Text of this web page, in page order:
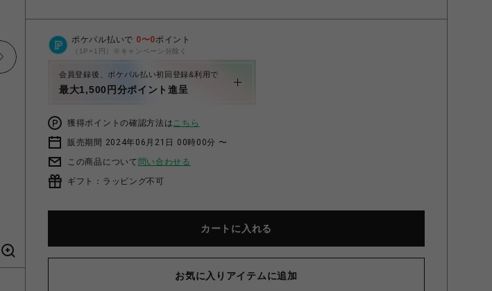
ポケパル払いで 0〜0ポイント
（1P=1円）※キャンペーン分除く
会員登録後、ポケパル払い初回登録&利用で
最大1,500円分ポイント進呈
獲得ポイントの確認方法はこちら
販売期間 2024年06月21日 00時00分 〜
この商品について 問い合わせる
ギフト：ラッピング不可
カートに入れる
お気に入りアイテムに追加